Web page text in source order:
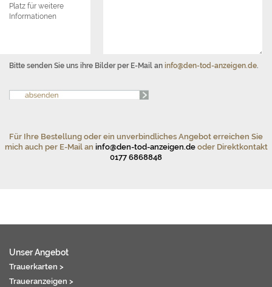
Platz für weitere
Informationen
Bitte senden Sie uns ihre Bilder per E-Mail an info@den-tod-anzeigen.de.
Für Ihre Bestellung oder ein unverbindliches Angebot erreichen Sie
mich auch per E-Mail an info@den-tod-anzeigen.deoder Direktkontakt
0177 6868848
Unser Angebot
Trauerkarten >
Traueranzeigen >